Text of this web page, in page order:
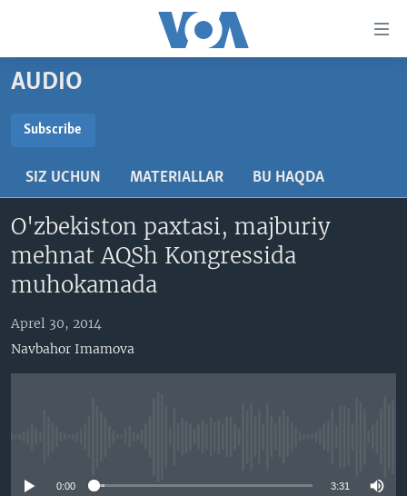
boring
Boshiga
Qidiruvga
AMERIKA
VATANDOSHLAR
MULTIMEDIA
AMERIKA MANZARALARI
XALQARO HAYOT
VASHINGTON CHOYXONASI
IJTIMOIY TARMOQLAR
FACEBOOK
YOUTUBE
TWITTER
INGLIZ TILI DARSLARI
EDITORIAL
AUDIO
Subscribe
SIZ UCHUN MATERIALLAR BU HAQDA
O'zbekiston paxtasi, majburiy
mehnat AQSh Kongressida
muhokamada
Aprel 30, 2014
Navbahor Imamova
0:00 3:31